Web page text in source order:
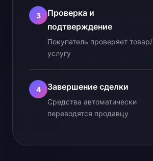
3
Проверка и
подтверждение
Покупатель проверяет товар/
услугу
4 Завершение сделки
Средства автоматически
переводятся продавцу